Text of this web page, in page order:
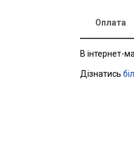
Оплата
В інтернет-
Дізнатись